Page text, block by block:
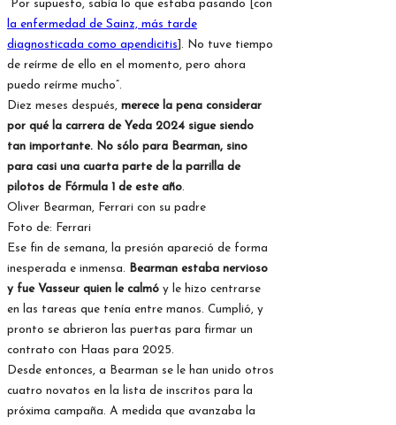
“Por supuesto, sabía lo que estaba pasando [con
la enfermedad de Sainz, más tarde
diagnosticada como apendicitis ]. No tuve tiempo
de reírme de ello en el momento, pero ahora
puedo reírme mucho”.
Diez meses después, merece la pena considerar
por qué la carrera de Yeda 2024 sigue siendo
tan importante. No sólo para Bearman, sino
para casi una cuarta parte de la parrilla de
pilotos de Fórmula 1 de este año.
Oliver Bearman, Ferrari con su padre
Foto de: Ferrari
Ese fin de semana, la presión apareció de forma
inesperada e inmensa.
Bearman estaba nervioso
y fue Vasseur quien le calmó y le hizo centrarse
en las tareas que tenía entre manos. Cumplió, y
pronto se abrieron las puertas para firmar un
contrato con Haas para 2025.
Desde entonces, a Bearman se le han unido otros
cuatro novatos en la lista de inscritos para la
próxima campaña. A medida que avanzaba la